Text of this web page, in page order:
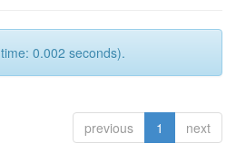
0.002 seconds).
previous 1 next